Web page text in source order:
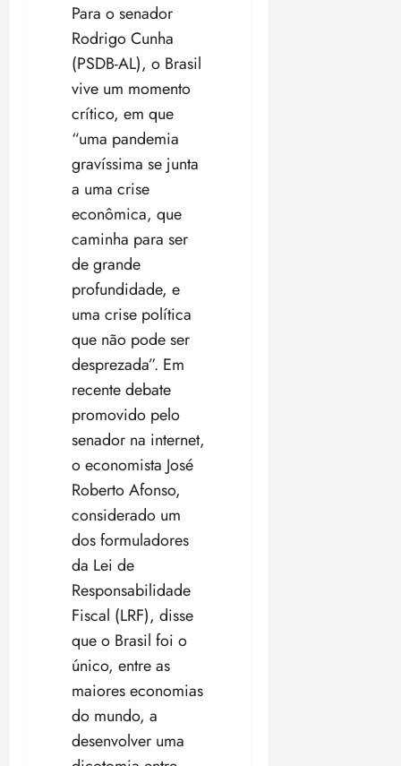
Para o senador
Rodrigo Cunha
(PSDB-AL), o Brasil
vive um momento
crítico, em que
“uma pandemia
gravíssima se junta
a uma crise
econômica, que
caminha para ser
de grande
profundidade, e
uma crise política
que não pode ser
desprezada”. Em
recente debate
promovido pelo
senador na internet,
o economista José
Roberto Afonso,
considerado um
dos formuladores
da Lei de
Responsabilidade
Fiscal (LRF), disse
que o Brasil foi o
único, entre as
maiores economias
do mundo, a
desenvolver uma